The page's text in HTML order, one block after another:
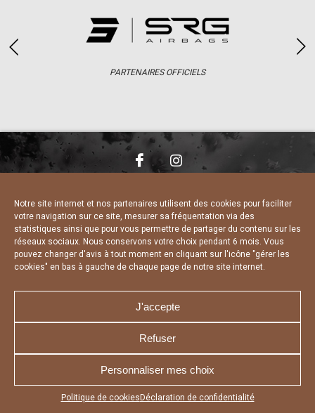
Notre site internet et nos partenaires utilisent des cookies pour faciliter
votre navigation sur ce site, mesurer sa fréquentation via des
statistiques ainsi que pour vous permettre de partager du contenu sur les
réseaux sociaux. Nous conservons votre choix pendant 6 mois. Vous
pouvez changer d'avis à tout moment en cliquant sur l'icône "gérer les
cookies" en bas à gauche de chaque page de notre site internet.
J'accepte
Refuser
Personnaliser mes choix
Politique de cookies Déclaration de confidentialité
Appuyez sur le bouton partager en bas de votre
PARTENAIRES OFFICIELS
CHARTE DE CONFIDENTIALITÉ
DÉCLARATION DE CONFIDENTIALITÉ
POLITIQUE D’UTILISATION DES COOKIES
RÉALISÉ PAR L’AGENCE WEB A3 WEB